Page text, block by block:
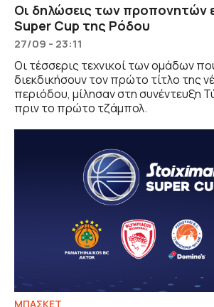
Οι δηλώσεις των προπονητών
Super Cup της Ρόδου
27/09 - 23:11
Οι τέσσερις τεχνικοί των ομάδων
διεκδικήσουν τον πρώτο τίτλο της
περιόδου, μίλησαν στη συνέντευξη
πριν το πρώτο τζάμπολ.
ΜΠΑΣΚΕΤ